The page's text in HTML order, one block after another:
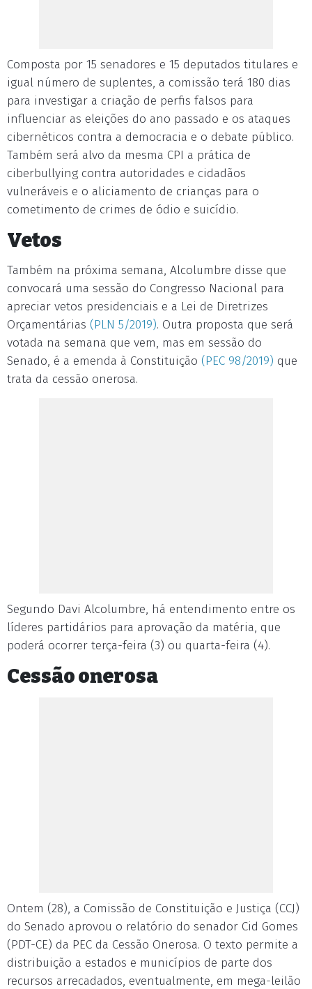
Composta por 15 senadores e 15 deputados titulares e
igual número de suplentes, a comissão terá 180 dias
para investigar a criação de perfis falsos para
influenciar as eleições do ano passado e os ataques
cibernéticos contra a democracia e o debate público.
Também será alvo da mesma CPI a prática de
ciberbullying contra autoridades e cidadãos
vulneráveis e o aliciamento de crianças para o
cometimento de crimes de ódio e suicídio.
Vetos
Também na próxima semana, Alcolumbre disse que
convocará uma sessão do Congresso Nacional para
apreciar vetos presidenciais e a Lei de Diretrizes
Orçamentárias (PLN 5/2019). Outra proposta que será
votada na semana que vem, mas em sessão do
Senado, é a emenda à Constituição (PEC 98/2019) que
trata da cessão onerosa.
Segundo Davi Alcolumbre, há entendimento entre os
líderes partidários para aprovação da matéria, que
poderá ocorrer terça-feira (3) ou quarta-feira (4).
Cessão onerosa
Ontem (28), a Comissão de Constituição e Justiça (CCJ)
do Senado aprovou o relatório do senador Cid Gomes
(PDT-CE) da PEC da Cessão Onerosa. O texto permite a
distribuição a estados e municípios de parte dos
recursos arrecadados, eventualmente, em mega-leilão